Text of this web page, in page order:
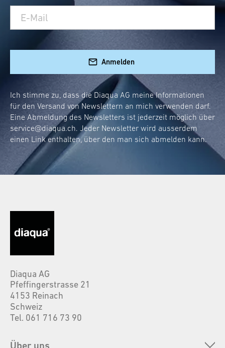
Anmelden
Ich stimme zu, dass die Diaqua AG meine Informationen
für den Versand von Newslettern an mich verwenden darf.
Eine Abmeldung des Newsletters ist jederzeit möglich über
service@diaqua.ch. Jeder Newsletter wird ausserdem
einen Link enthalten, über den man sich abmelden kann.
Diaqua AG
Pfeffingerstrasse 21
4153 Reinach
Schweiz
Tel. 061 716 73 90
Über uns